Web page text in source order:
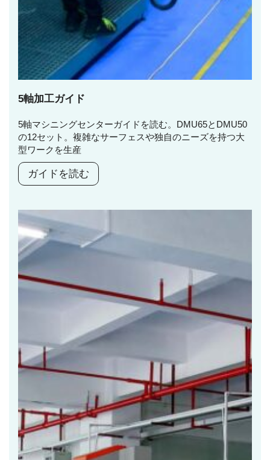
5軸加工ガイド
5軸マシニングセンターガイドを読む。DMU65とDMU50
の12セット。複雑なサーフェスや独自のニーズを持つ大
型ワークを生産
ガイドを読む